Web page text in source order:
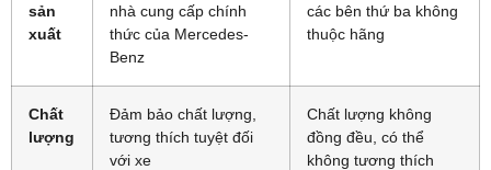
sản
xuất
nhà cung cấp chính
thức của Mercedes-
Benz
các bên thứ ba không
thuộc hãng
Chất
lượng
Đảm bảo chất lượng,
tương thích tuyệt đối
với xe
Chất lượng không
đồng đều, có thể
không tương thích